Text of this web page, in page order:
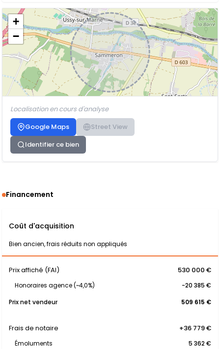
+
−
Localisation en cours d'analyse
Google Maps
Street View
Identifier ce bien
Financement
Coût d'acquisition
Bien ancien, frais réduits non appliqués
Prix affiché (FAI) 530 000 €
Honoraires agence (~4,0%)
-20 385 €
Prix net vendeur
509 615 €
Frais de notaire +36 779 €
Émoluments
5 362 €